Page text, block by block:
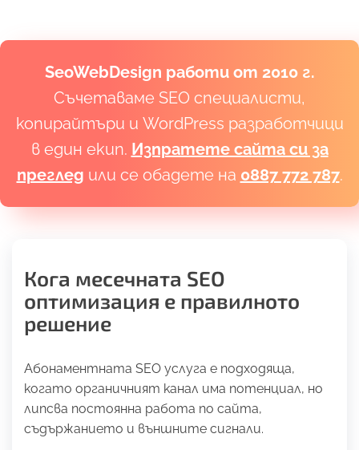
SeoWebDesign работи от 2010 г.
Съчетаваме SEO специалисти,
копирайтъри и WordPress разработчици
в един екип. Изпратете сайта си за
преглед или се обадете на 0887 772 787.
Кога месечната SEO
оптимизация е правилното
решение
Абонаментната SEO услуга е подходяща,
когато органичният канал има потенциал, но
липсва постоянна работа по сайта,
съдържанието и външните сигнали.